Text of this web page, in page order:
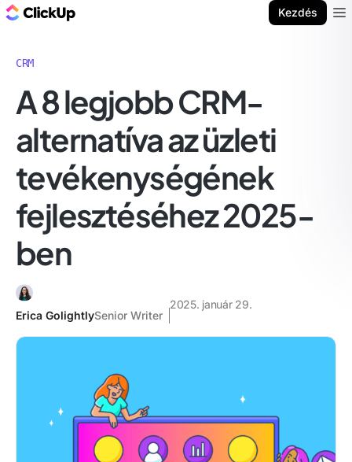
Kezdés
CRM
A 8 legjobb CRM-
alternatíva az üzleti
tevékenységének
fejlesztéséhez 2025-
ben
Erica GolightlySenior Writer
2025. január 29.